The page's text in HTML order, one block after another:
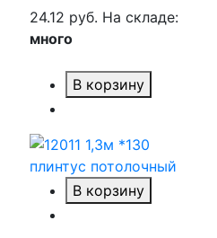
24.12 руб. На складе:
много
В корзину
В корзину